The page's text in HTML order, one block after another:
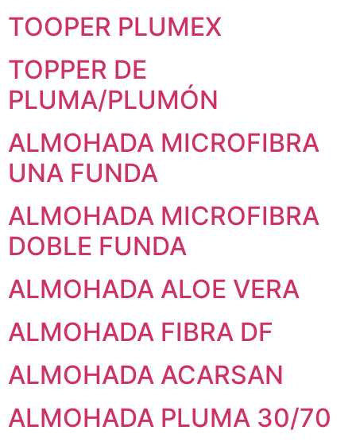
TOOPER PLUMEX
TOPPER DE
PLUMA/PLUMÓN
ALMOHADA MICROFIBRA
UNA FUNDA
ALMOHADA MICROFIBRA
DOBLE FUNDA
ALMOHADA ALOE VERA
ALMOHADA FIBRA DF
ALMOHADA ACARSAN
ALMOHADA PLUMA 30/70